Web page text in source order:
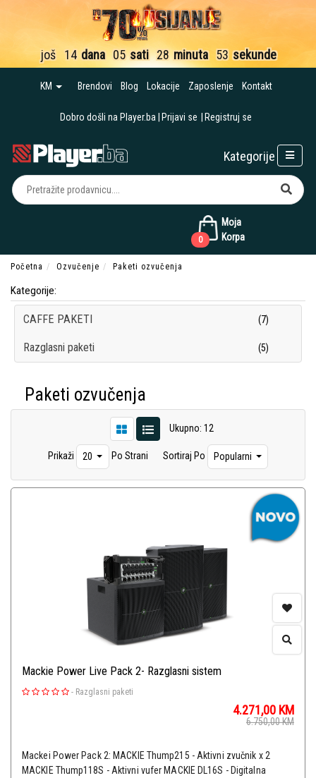
još 14 dana 05 sati 28 minuta 52 sekunde
KM Brendovi Blog Lokacije Zaposlenje Kontakt
Dobro došli na Player.ba Prijavi se Registruj se
Moja
Korpa
0
Kategorije
Početna Ozvučenje Paketi ozvučenja
Kategorije:
CAFFE PAKETI (7)
Razglasni paketi (5)
Paketi ozvučenja
Ukupno: 12
Prikaži 20 Po Strani Sortiraj Po Popularni
Mackie Power Live Pack 2- Razglasni sistem
- Razglasni paketi
4.271,00 KM
6.750,00KM
Mackei Power Pack 2: MACKIE Thump215 - Aktivni zvučnik x 2
MACKIE Thump118S - Aktivni vufer MACKIE DL16S - Digitalna